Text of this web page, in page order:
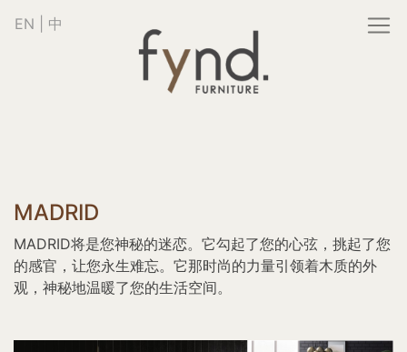
EN 中
MADRID
MADRID将是您神秘的迷恋。它勾起了您的心弦，挑起了您
的感官，让您永生难忘。它那时尚的力量引领着木质的外
观，神秘地温暖了您的生活空间。